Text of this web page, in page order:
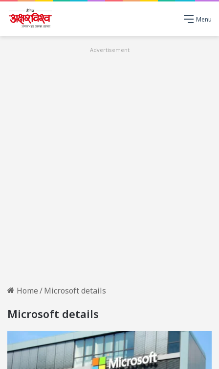
Menu
Advertisement
Home/Microsoft details
Microsoft details